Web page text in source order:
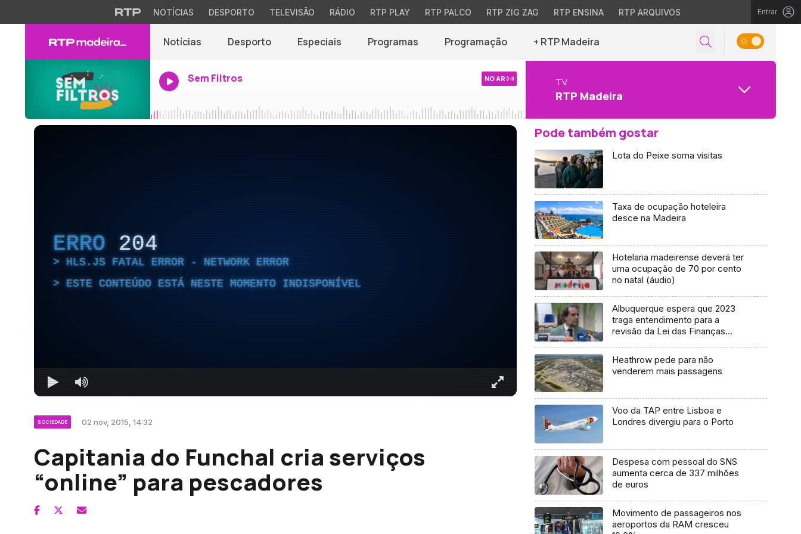
NOTÍCIAS DESPORTO TELEVISÃO RÁDIO RTP PLAY RTP PALCO RTP ZIG ZAG RTP ENSINA RTP ARQUIVOS Entrar
Notícias Desporto Especiais Programas Programação + RTP Madeira
Sem Filtros NO AR TV
RTP Madeira
ERRO 204
HLS.JS FATAL ERROR - NETWORK ERROR
ESTE CONTEÚDO ESTÁ NESTE MOMENTO INDISPONÍVEL
SOCIEDADE 02 nov, 2015, 14:32
Capitania do Funchal cria serviços
“online” para pescadores
Pode também gostar
Lota do Peixe soma visitas
Taxa de ocupação hoteleira
desce na Madeira
Hotelaria madeirense deverá ter
uma ocupação de 70 por cento
no natal (áudio)
Albuquerque espera que 2023
traga entendimento para a
revisão da Lei das Finanças
Heathrow pede para não
venderem mais passagens
Voo da TAP entre Lisboa e
Londres divergiu para o Porto
Despesa com pessoal do SNS
aumenta cerca de 337 milhões
de euros
Movimento de passageiros nos
aeroportos da RAM cresceu